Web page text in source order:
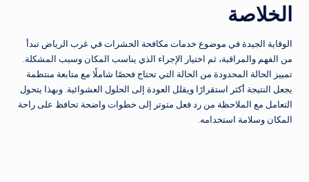
الخلاصة
الوقاية الجيدة في موضوع خدمات مكافحة الحشرات في غرب الرياض تبدأ
من الفهم والمراقبة، ثم اختيار الإجراء الذي يناسب المكان وسبب المشكلة.
تمييز الحالة المحدودة من الحالة التي تحتاج فحصًا شاملًا مع متابعة منتظمة
يجعل النتيجة أكثر استقرارًا ويقلل العودة إلى الحلول العشوائية. وبهذا يتحول
التعامل مع الملاحظة من رد فعل متوتر إلى خطوات واضحة تحافظ على راحة
المكان وسلامة استخدامه.